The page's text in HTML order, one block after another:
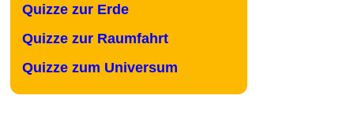
Quizze zur Erde
Quizze zur Raumfahrt
Quizze zum Universum